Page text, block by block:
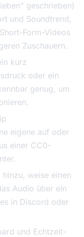
geschrieben)
und Soundtrend,
Form-Videos
Zuschauern.
kurz
oder ein
genug, um
eigene auf oder
einer CC0-
weise einen
Audio über ein
in Discord oder
und Echtzeit-